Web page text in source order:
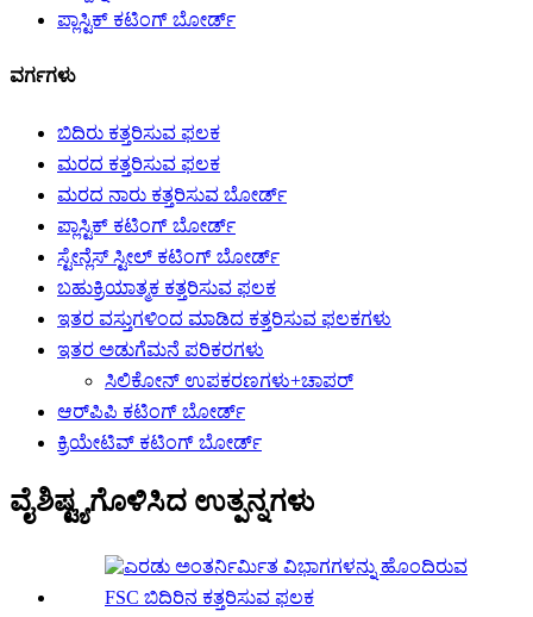
ಪ್ಲಾಸ್ಟಿಕ್ ಕಟಿಂಗ್ ಬೋರ್ಡ್
ವರ್ಗಗಳು
ಬಿದಿರು ಕತ್ತರಿಸುವ ಫಲಕ
ಮರದ ಕತ್ತರಿಸುವ ಫಲಕ
ಮರದ ನಾರು ಕತ್ತರಿಸುವ ಬೋರ್ಡ್
ಪ್ಲಾಸ್ಟಿಕ್ ಕಟಿಂಗ್ ಬೋರ್ಡ್
ಸ್ಟೇನ್ಲೆಸ್ ಸ್ಟೀಲ್ ಕಟಿಂಗ್ ಬೋರ್ಡ್
ಬಹುಕ್ರಿಯಾತ್ಮಕ ಕತ್ತರಿಸುವ ಫಲಕ
ಇತರ ವಸ್ತುಗಳಿಂದ ಮಾಡಿದ ಕತ್ತರಿಸುವ ಫಲಕಗಳು
ಇತರ ಅಡುಗೆಮನೆ ಪರಿಕರಗಳು
ಸಿಲಿಕೋನ್ ಉಪಕರಣಗಳು+ಚಾಪರ್
ಆರ್‌ಪಿಪಿ ಕಟಿಂಗ್ ಬೋರ್ಡ್
ಕ್ರಿಯೇಟಿವ್ ಕಟಿಂಗ್ ಬೋರ್ಡ್
ವೈಶಿಷ್ಟ್ಯಗೊಳಿಸಿದ ಉತ್ಪನ್ನಗಳು